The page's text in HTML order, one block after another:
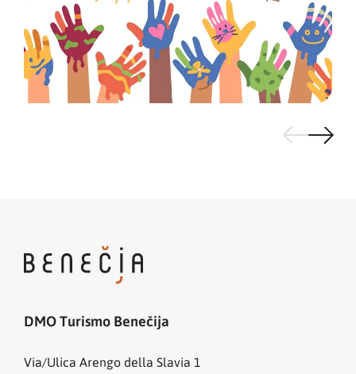
DMO Turismo Benečija
Via/Ulica Arengo della Slavia 1